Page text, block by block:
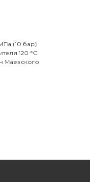
(10 бар)
120 °С
Маевского